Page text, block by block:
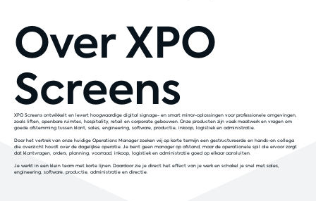
Over XPO
Screens
XPO Screens ontwikkelt en levert hoogwaardige digital signage- en smart mirror-oplossingen voor professionele omgevingen,
zoals liften, openbare ruimtes, hospitality, retail en corporate gebouwen. Onze producten zijn vaak maatwerk en vragen om
goede afstemming tussen klant, sales, engineering, software, productie, inkoop, logistiek en administratie.
Door het vertrek van onze huidige Operations Manager zoeken wij op korte termijn een gestructureerde en hands-on collega
die overzicht houdt over de dagelijkse operatie. Je bent geen manager op afstand, maar de operationele spil die ervoor zorgt
dat klantvragen, orders, planning, voorraad, inkoop, logistiek en administratie goed op elkaar aansluiten.
Je werkt in een klein team met korte lijnen. Daardoor zie je direct het effect van je werk en schakel je snel met sales,
engineering, software, productie, administratie en directie.